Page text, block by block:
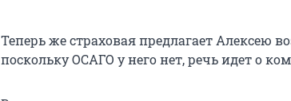
Теперь же страховая предлагает Алексею
поскольку ОСАГО у него нет, речь идет о